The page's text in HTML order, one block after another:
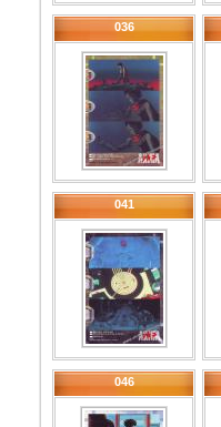
036
041
046